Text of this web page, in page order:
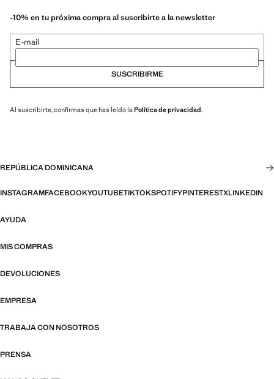
-10% en tu próxima compra al suscribirte a la newsletter
E-mail
SUSCRIBIRME
Al suscribirte, confirmas que has leído laPolítica de privacidad.
REPÚBLICA DOMINICANA
INSTAGRAMFACEBOOKYOUTUBETIKTOKSPOTIFYPINTERESTXLINKEDIN
AYUDA
MIS COMPRAS
DEVOLUCIONES
EMPRESA
TRABAJA CON NOSOTROS
PRENSA